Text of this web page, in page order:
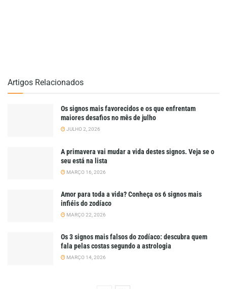
Artigos Relacionados
Os signos mais favorecidos e os que enfrentam
maiores desafios no mês de julho
JULHO 2, 2026
A primavera vai mudar a vida destes signos. Veja se o
seu está na lista
MARÇO 16, 2026
Amor para toda a vida? Conheça os 6 signos mais
infiéis do zodíaco
MARÇO 22, 2026
Os 3 signos mais falsos do zodíaco: descubra quem
fala pelas costas segundo a astrologia
MARÇO 14, 2026